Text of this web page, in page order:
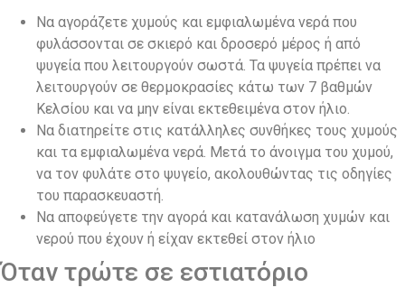
Να αγοράζετε χυμούς και εμφιαλωμένα νερά που
φυλάσσονται σε σκιερό και δροσερό μέρος ή από
ψυγεία που λειτουργούν σωστά. Τα ψυγεία πρέπει να
λειτουργούν σε θερμοκρασίες κάτω των 7 βαθμών
Κελσίου και να μην είναι εκτεθειμένα στον ήλιο.
Να διατηρείτε στις κατάλληλες συνθήκες τους χυμούς
και τα εμφιαλωμένα νερά. Μετά το άνοιγμα του χυμού,
να τον φυλάτε στο ψυγείο, ακολουθώντας τις οδηγίες
του παρασκευαστή.
Να αποφεύγετε την αγορά και κατανάλωση χυμών και
νερού που έχουν ή είχαν εκτεθεί στον ήλιο
Όταν τρώτε σε εστιατόριο